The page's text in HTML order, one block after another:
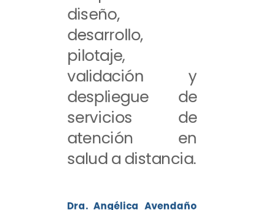
diseño,
desarrollo,
pilotaje,
validación y
despliegue de
servicios de
atención en
salud a distancia.
Dra. Angélica Avendaño